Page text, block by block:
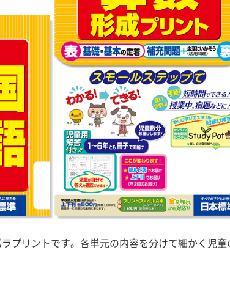
プリントです。各単元の内容を分けて細かく児童